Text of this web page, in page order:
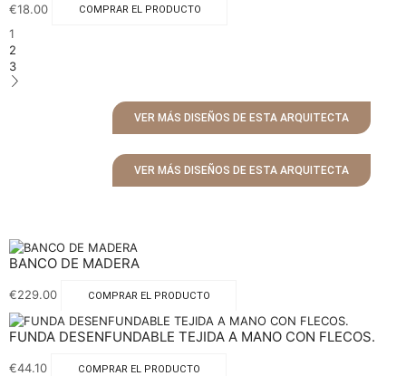
€18.00 COMPRAR EL PRODUCTO
1
2
3
VER MÁS DISEÑOS DE ESTA ARQUITECTA
VER MÁS DISEÑOS DE ESTA ARQUITECTA
BANCO DE MADERA
€229.00 COMPRAR EL PRODUCTO
FUNDA DESENFUNDABLE TEJIDA A MANO CON FLECOS.
€44.10 COMPRAR EL PRODUCTO